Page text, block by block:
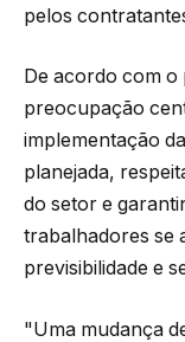
pelos
De acordo com
preocupação
implementação
planejada,
do setor e
trabalhadores se
previsibilidade e
"Uma mudança